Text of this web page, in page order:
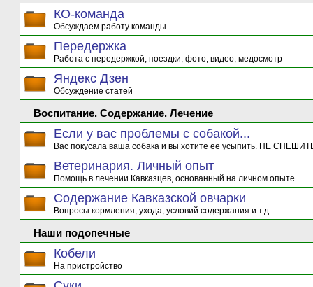
КО-команда
Обсуждаем работу команды
Передержка
Работа с передержкой, поездки, фото, видео, медосмотр
Яндекс Дзен
Обсуждение статей
Воспитание. Содержание. Лечение
Если у вас проблемы с собакой...
Вас покусала ваша собака и вы хотите ее усыпить. НЕ
Ветеринария. Личный опыт
Помощь в лечении Кавказцев, основанный на личном опыте.
Содержание Кавказской овчарки
Вопросы кормления, ухода, условий содержания и т.д
Наши подопечные
Кобели
На пристройство